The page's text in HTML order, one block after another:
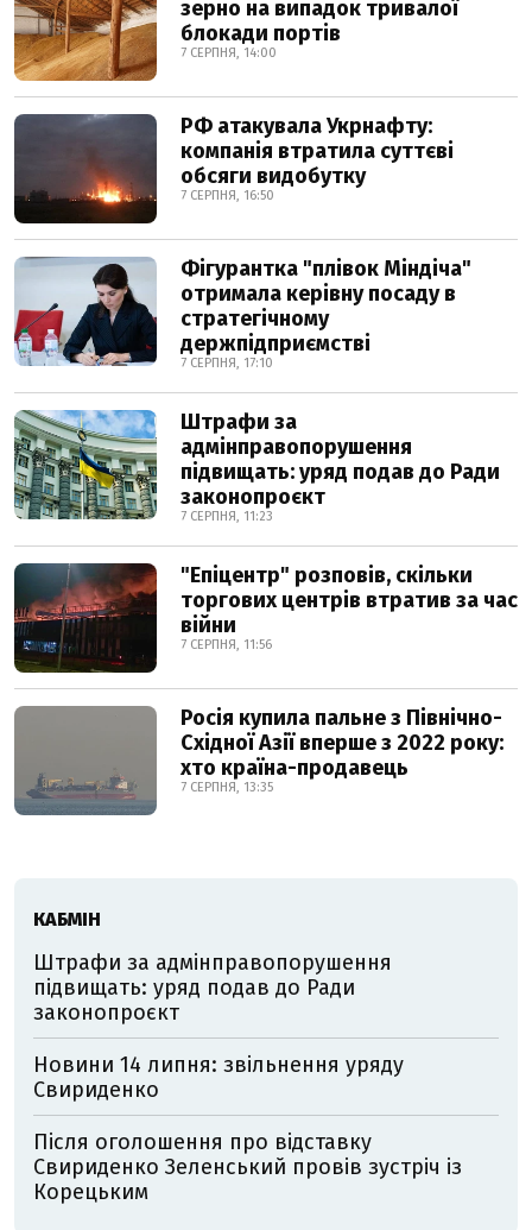
зерно на випадок тривалої
блокади портів
7 СЕРПНЯ, 14:00
РФ атакувала Укрнафту:
компанія втратила суттєві
обсяги видобутку
7 СЕРПНЯ, 16:50
Фігурантка "плівок Міндіча"
отримала керівну посаду в
стратегічному
держпідприємстві
7 СЕРПНЯ, 17:10
Штрафи за
адмінправопорушення
підвищать: уряд подав до Ради
законопроєкт
7 СЕРПНЯ, 11:23
"Епіцентр" розповів, скільки
торгових центрів втратив за час
війни
7 СЕРПНЯ, 11:56
Росія купила пальне з Північно-
Східної Азії вперше з 2022 року:
хто країна-продавець
7 СЕРПНЯ, 13:35
КАБМІН
Штрафи за адмінправопорушення
підвищать: уряд подав до Ради
законопроєкт
Новини 14 липня: звільнення уряду
Свириденко
Після оголошення про відставку
Свириденко Зеленський провів зустріч із
Корецьким